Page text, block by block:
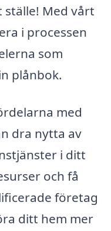
Med vårt
i processen
som
plånbok.
med
dra nytta av
i ditt
och få
företag
ditt hem mer